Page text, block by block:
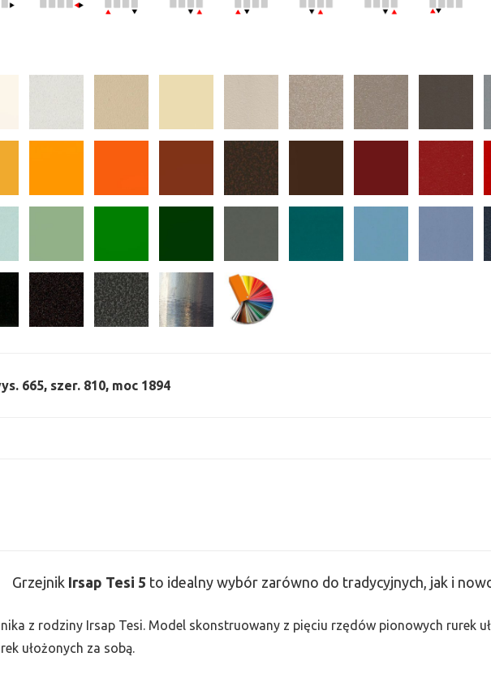
665, szer. 810, moc 1894
Grzejnik Irsap Tesi 5 to idealny wybór zarówno do tradycyjnych, jak i
z rodziny Irsap Tesi. Model skonstruowany z pięciu rzędów pionowych rurek
ułożonych za sobą.